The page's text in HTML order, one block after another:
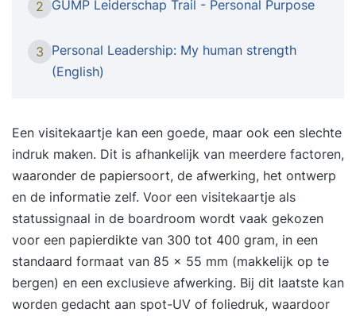
vinden Je voert effectieve netwerkgesprekken Je
passen Voor wie? Of je nu zelfstandig werkt of
deel uitmaakt van een organisatie, je wilt je
dan je werkelijk bent is niet voor jou bestemd.
Laat je unieke mix aan talenten, eigenschappen
en ambities in je voordeel werken en onderscheid
jezelf. Ontdek hoe je dit effectief doet met de
Netwerken en personal branding training. Kies
voor fysiek of online Je kunt bij je inschrijving
kiezen voor de fysieke variant op een van de
locaties in het land of voor de online variant in de
‘virtual classroom’. Wat heeft je voorkeur? Via de
2 GUMP Leiderschap Trail - Personal Purpose
3 Personal Leadership: My human strength
(English)
Een visitekaartje kan een goede, maar ook een slechte
indruk maken. Dit is afhankelijk van meerdere factoren,
waaronder de papiersoort, de afwerking, het ontwerp
en de informatie zelf. Voor een visitekaartje als
statussignaal in de boardroom wordt vaak gekozen
voor een papierdikte van 300 tot 400 gram, in een
standaard formaat van 85 x 55 mm (makkelijk op te
bergen) en een exclusieve afwerking. Bij dit laatste kan
worden gedacht aan spot-UV of foliedruk, waardoor